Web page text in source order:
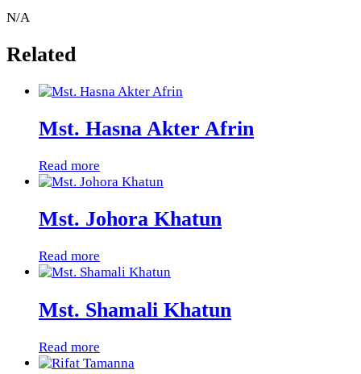
N/A
Related
Mst. Hasna Akter Afrin
Read more
Mst. Johora Khatun
Read more
Mst. Shamali Khatun
Read more